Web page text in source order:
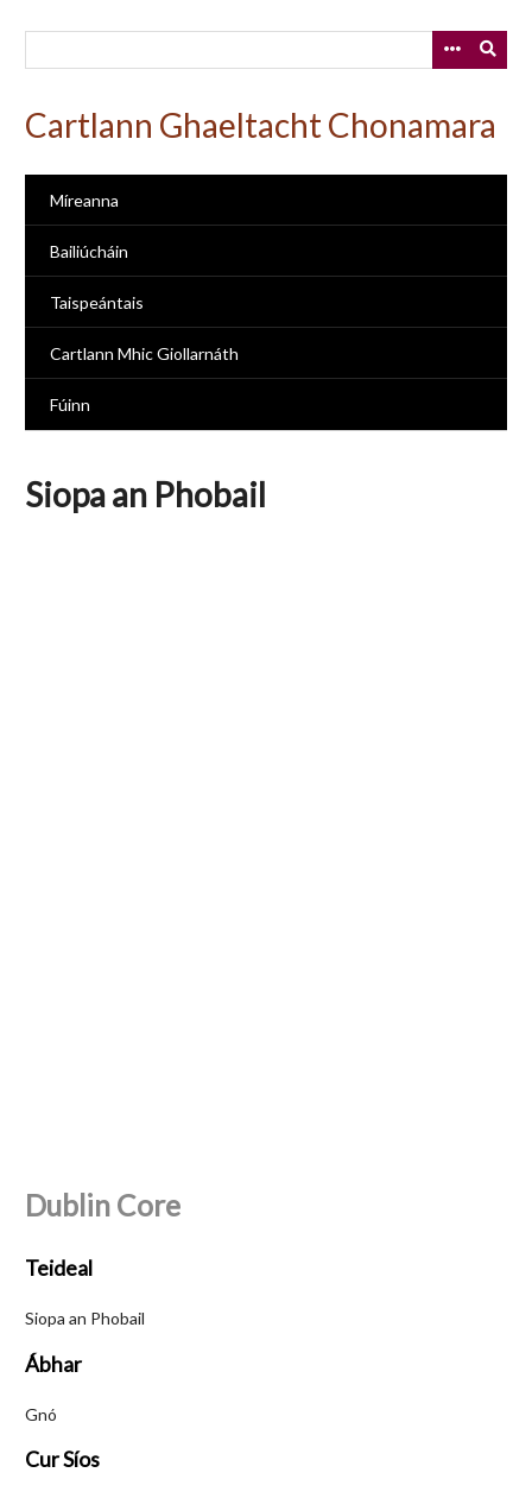
Cartlann Ghaeltacht Chonamara
Míreanna
Bailiúcháin
Taispeántais
Cartlann Mhic Giollarnáth
Fúinn
Siopa an Phobail
Dublin Core
Teideal
Siopa an Phobail
Ábhar
Gnó
Cur Síos